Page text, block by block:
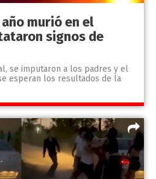
murió en el
signos de
se imputaron a los padres y el
esperan los resultados de la